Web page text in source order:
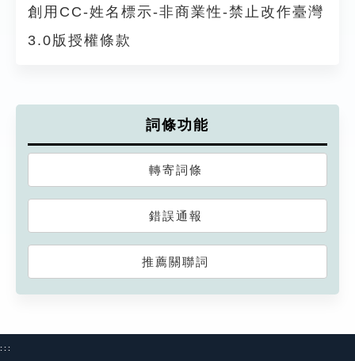
創用CC-姓名標示-非商業性-禁止改作臺灣
3.0版授權條款
詞條功能
轉寄詞條
錯誤通報
推薦關聯詞
:::